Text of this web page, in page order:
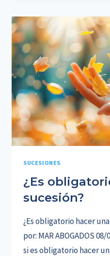
AGILIZAR
REPARTO
DE
HERENCIA
EN
SITUACIONES
COMPLEJAS
SUCESIONES
¿Es
sucesión?
¿Es obligatorio hacer
por: MAR ABOGADOS
si es obligatorio hacer